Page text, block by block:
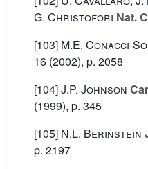
G. Christofori Nat.
[103] M.E. Conacci-
16 (2002), p. 2058
[104]J.P. Johnson
(1999), p. 345
[105] N.L. Berinstein
p. 2197